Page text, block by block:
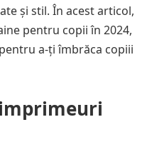
și stil. În acest articol,
pentru copii în 2024,
a-ți îmbrăca copiii